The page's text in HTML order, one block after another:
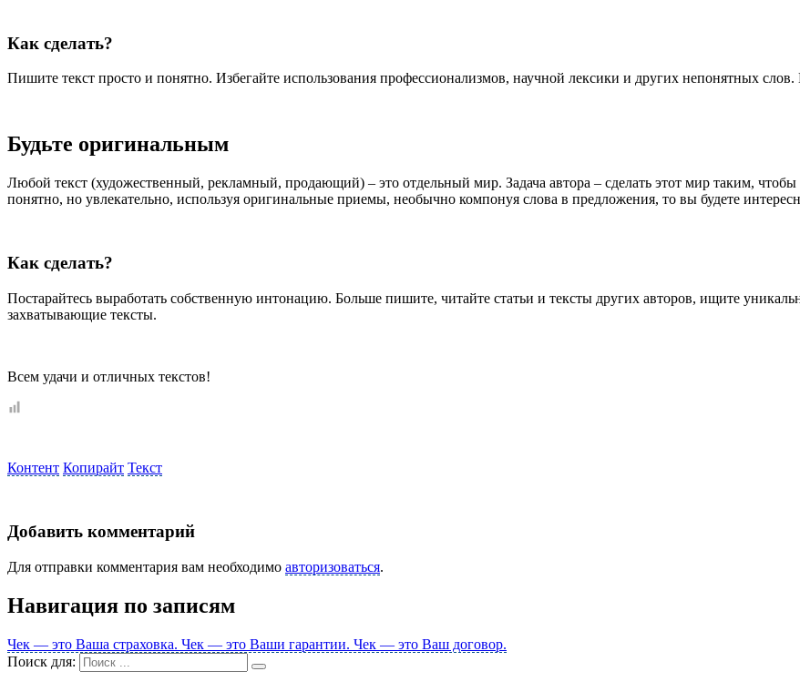
Как сделать?
Пишите текст просто и понятно. Избегайте использования профессионализмов, научной лексики и других непонятных слов.
Будьте оригинальным
Любой текст (художественный, рекламный, продающий) – это отдельный мир. Задача автора – сделать этот мир таким,
понятно, но увлекательно, используя оригинальные приемы, необычно компонуя слова в предложения, то вы будете
Как сделать?
Постарайтесь выработать собственную интонацию. Больше пишите, читайте статьи и тексты других авторов, ищите
захватывающие тексты.
Всем удачи и отличных текстов!
Контент Копирайт Текст
Добавить комментарий
Для отправки комментария вам необходимо авторизоваться.
Навигация по записям
Чек — это Ваша страховка. Чек — это Ваши гарантии. Чек — это Ваш договор.
Поиск для: